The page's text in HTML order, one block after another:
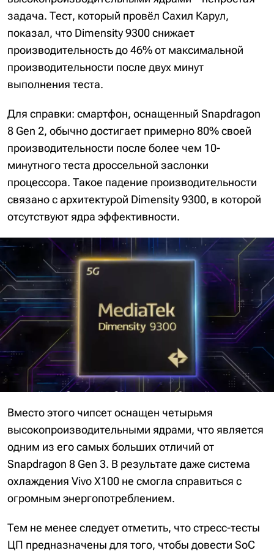
задача. Тест, который провёл Сахил Карул,
показал, что Dimensity 9300 снижает
производительность до 46% от максимальной
производительности после двух минут
выполнения теста.
Для справки: смартфон, оснащенный Snapdragon
8 Gen 2, обычно достигает примерно 80% своей
производительности после более чем 10-
минутного теста дроссельной заслонки
процессора. Такое падение производительности
связано с архитектурой Dimensity 9300, в которой
отсутствуют ядра эффективности.
Вместо этого чипсет оснащен четырьмя
высокопроизводительными ядрами, что является
одним из его самых больших отличий от
Snapdragon 8 Gen 3. В результате даже система
охлаждения Vivo X100 не смогла справиться с
огромным энергопотреблением.
Тем не менее следует отметить, что стресс-тесты
ЦП предназначены для того, чтобы довести SoC